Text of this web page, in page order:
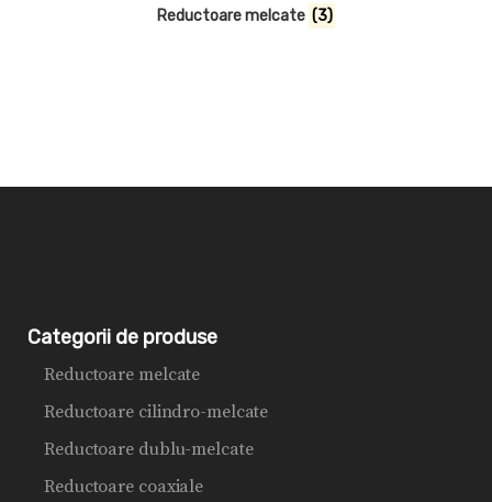
Reductoare melcate (3)
Categorii de produse
Reductoare melcate
Reductoare cilindro-melcate
Reductoare dublu-melcate
Reductoare coaxiale